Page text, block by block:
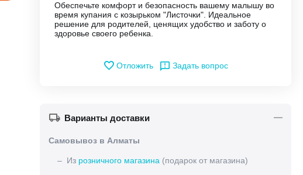
Обеспечьте комфорт и безопасность вашему малышу во
время купания с козырьком "Листочки". Идеальное
решение для родителей, ценящих удобство и заботу о
здоровье своего ребенка.
Отложить Задать вопрос
Варианты доставки
Самовывоз в Алматы
– Из розничного магазина (подарок от магазина)